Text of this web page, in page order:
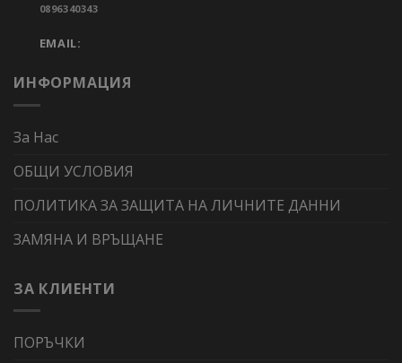
0896340343
EMAIL:
ИНФОРМАЦИЯ
За Нас
ОБЩИ УСЛОВИЯ
ПОЛИТИКА ЗА ЗАЩИТА НА ЛИЧНИТЕ ДАННИ
ЗАМЯНА И ВРЪЩАНЕ
ЗА КЛИЕНТИ
ПОРЪЧКИ